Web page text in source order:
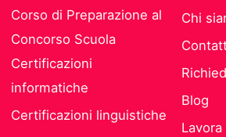
Corso di Preparazione al
Concorso Scuola
Certificazioni
informatiche
Certificazioni linguistiche
Chi
Blog